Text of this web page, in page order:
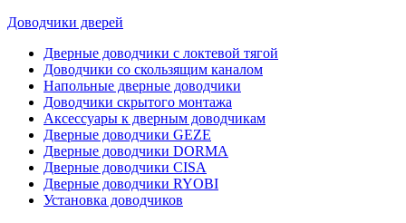
Доводчики дверей
Дверные доводчики с локтевой тягой
Доводчики со скользящим каналом
Напольные дверные доводчики
Доводчики скрытого монтажа
Аксессуары к дверным доводчикам
Дверные доводчики GEZE
Дверные доводчики DORMA
Дверные доводчики CISA
Дверные доводчики RYOBI
Установка доводчиков